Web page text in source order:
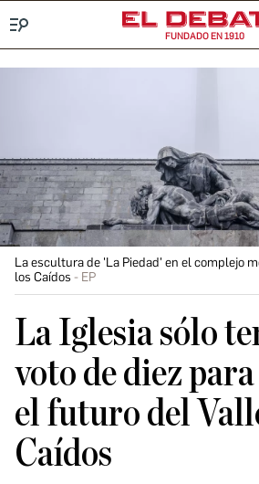
FUNDADO EN 1910
La escultura de 'La Piedad' en el complejo
los Caídos
EP
La Iglesia sólo
voto de diez
el futuro del
Caídos